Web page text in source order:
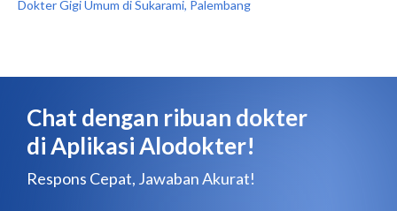
Dokter Gigi Umum di Sukarami, Palembang